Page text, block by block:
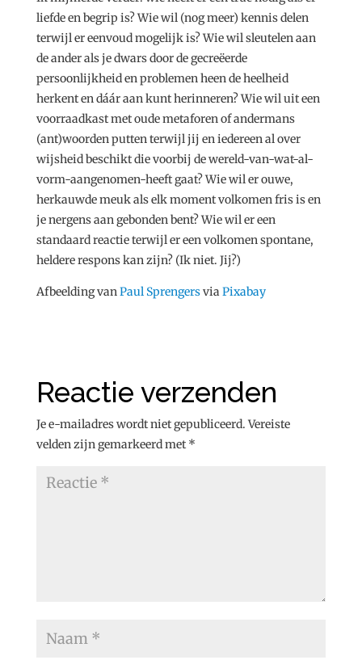
liefde en begrip is? Wie wil (nog meer) kennis delen
terwijl er eenvoud mogelijk is? Wie wil sleutelen aan
de ander als je dwars door de gecreëerde
persoonlijkheid en problemen heen de heelheid
herkent en dáár aan kunt herinneren? Wie wil uit een
voorraadkast met oude metaforen of andermans
(ant)woorden putten terwijl jij en iedereen al over
wijsheid beschikt die voorbij de wereld-van-wat-al-
vorm-aangenomen-heeft gaat? Wie wil er ouwe,
herkauwde meuk als elk moment volkomen fris is en
je nergens aan gebonden bent? Wie wil er een
standaard reactie terwijl er een volkomen spontane,
heldere respons kan zijn? (Ik niet. Jij?)
Afbeelding vanPaul SprengersviaPixabay
Reactie verzenden
Je e-mailadres wordt niet gepubliceerd. Vereiste
velden zijn gemarkeerd met *